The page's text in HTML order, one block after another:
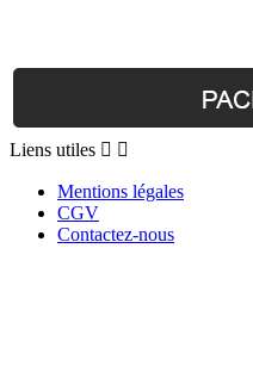
Liens
Liens utiles  
Mentions légales
CGV
Contactez-nous